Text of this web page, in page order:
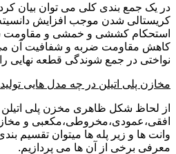
در یک جمع بندی کلی می توان بیان کرد
کریستالی شدن موجب افزایش
استحکام کششی و خمشی و مقاومت
کاهش مقاومت ضربه و شفافیت آن می
نواختی در جمع شوندگی قطعه نهایی
مخازن پلی اتیلن در چه مدل هایی
از لحاظ شکل ظاهری مخزن پلی اتیلن
افقی،عمودی،مخروطی،مکعبی و
وانت ها و زیر پله ها میتوان تقسیم
معرفی برخی از آن ها می پردازیم.